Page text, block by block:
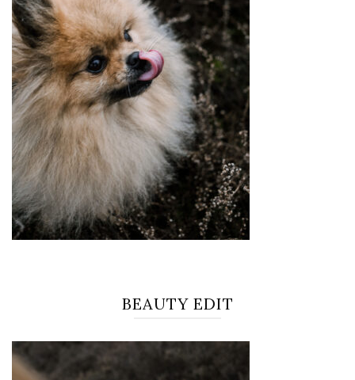
BEAUTY EDIT